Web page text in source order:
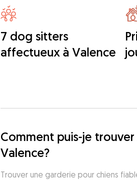
7 dog sitters
affectueux à Valence
Comment puis-je
Valence?
Trouver une garderie pour chiens